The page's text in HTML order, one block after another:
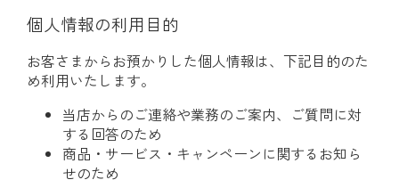
個人情報の利用目的
お客さまからお預かりした個人情報は、下記目的のた
め利用いたします。
当店からのご連絡や業務のご案内、ご質問に対
する回答のため
商品・サービス・キャンペーンに関するお知ら
せのため